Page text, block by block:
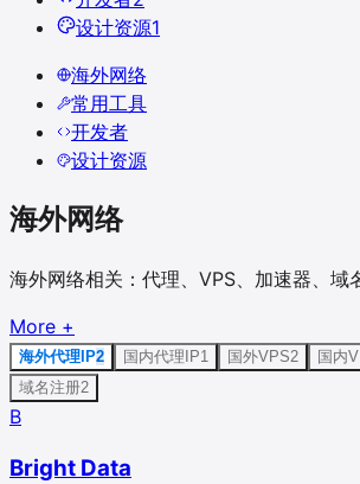
设计资源1
海外网络
常用工具
开发者
设计资源
海外网络
海外网络相关：代理、VPS、加速器、域
More +
海外代理IP2 国内代理IP1 国外VPS2 国内
域名注册2
B
Bright Data